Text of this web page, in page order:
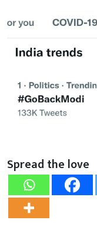
Spread the love